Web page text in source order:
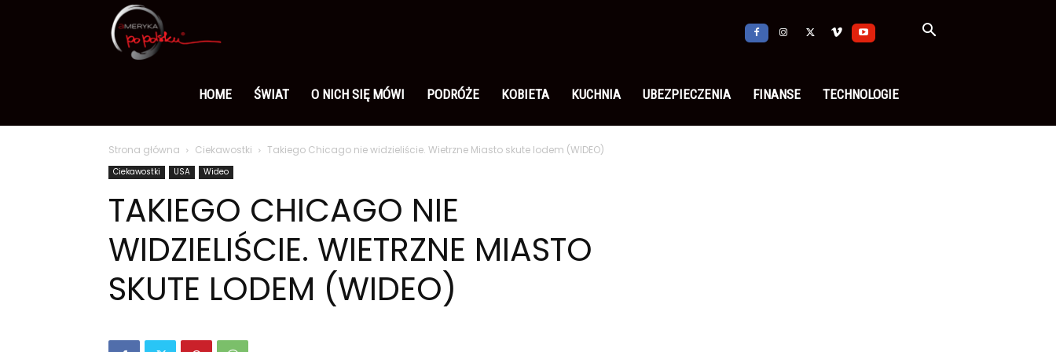
po
polsku
HOME ŚWIAT O NICH SIĘ MÓWI PODRÓŻE KOBIETA KUCHNIA UBEZPIECZENIA FINANSE TECHNOLOGIE
Strona główna Ciekawostki Takiego Chicago nie widzieliście. Wietrzne Miasto skute lodem (WIDEO)
Ciekawostki USA Wideo
TAKIEGO CHICAGO NIE
WIDZIELIŚCIE. WIETRZNE MIASTO
SKUTE LODEM (WIDEO)